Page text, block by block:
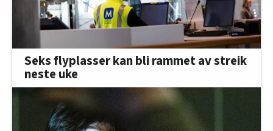
Seks flyplasser kan bli rammet av streik
neste uke